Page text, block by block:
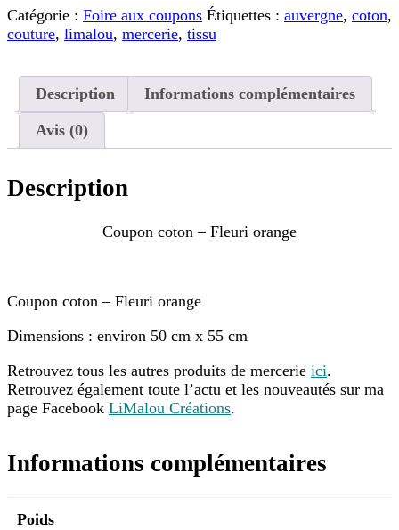
Catégorie : Foire aux coupons Étiquettes : auvergne, coton,
couture, limalou, mercerie, tissu
Description Informations complémentaires
Avis (0)
Description
Coupon coton – Fleuri orange
Coupon coton – Fleuri orange
Dimensions : environ 50 cm x 55 cm
Retrouvez tous les autres produits de mercerie ici.
Retrouvez également toute l’actu et les nouveautés sur ma
page Facebook LiMalou Créations.
Informations complémentaires
Poids